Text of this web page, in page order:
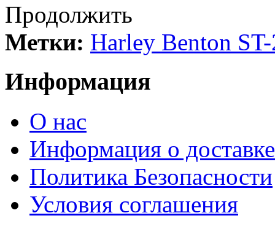
Продолжить
Метки: Harley Benton
Информация
О нас
Информация о доставке
Политика Безопасности
Условия соглашения